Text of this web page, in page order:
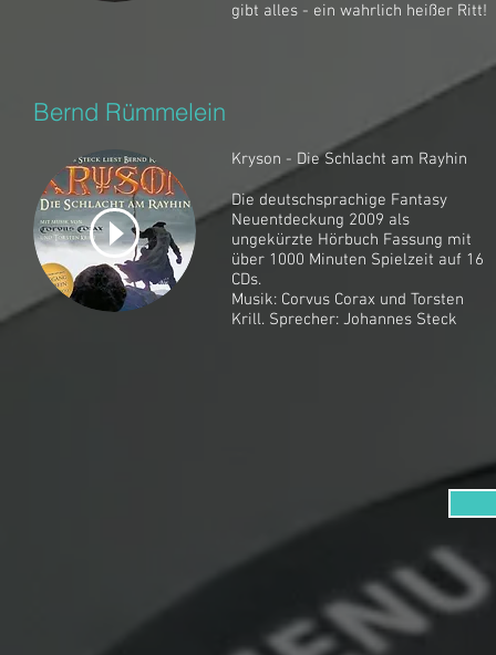
gibt alles - ein wahrlich heißer Ritt!
Bernd Rümmelein
Kryson - Die Schlacht am Rayhin
Die deutschsprachige Fantasy
Neuentdeckung 2009 als
ungekürzte Hörbuch Fassung mit
über 1000 Minuten Spielzeit auf 16
CDs.
Musik: Corvus Corax und Torsten
Krill. Sprecher: Johannes Steck